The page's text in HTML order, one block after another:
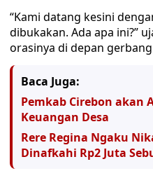
“Kami datang kesini
dibukakan. Ada apa ini?”
orasinya di depan
Baca Juga:
Pemkab Cirebon akan
Keuangan Desa
Rere Regina Ngaku
Dinafkahi Rp2 Juta